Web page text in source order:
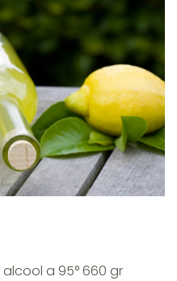
alcool a 95° 660 gr